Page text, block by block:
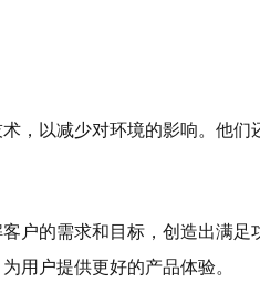
，以减少对环境的影响。他们
户的需求和目标，创造出满足
用户提供更好的产品体验。